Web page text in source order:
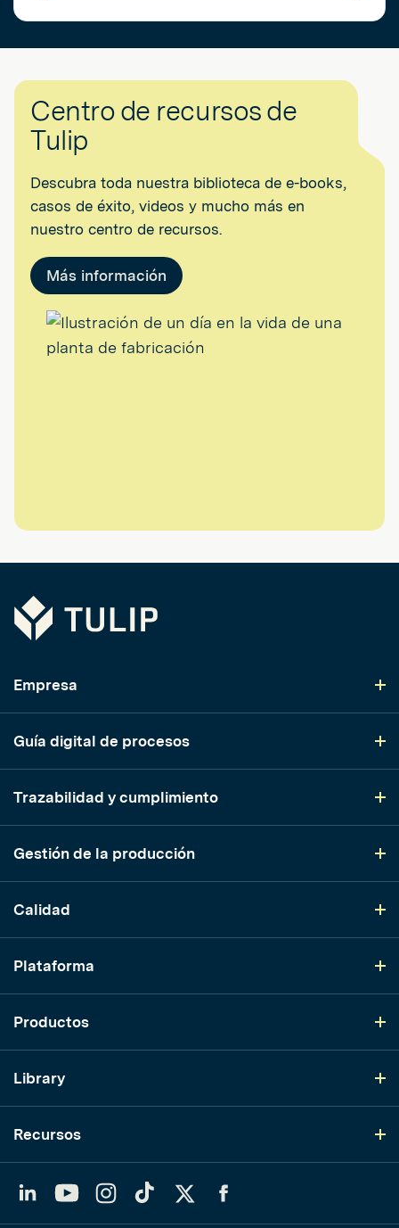
Centro de recursos de
Tulip
Descubra toda nuestra biblioteca de e-books,
casos de éxito, videos y mucho más en
nuestro centro de recursos.
Más información
Tulip
Empresa
Guía digital de procesos
Trazabilidad y cumplimiento
Gestión de la producción
Calidad
Plataforma
Productos
Library
Recursos
YouTubeInstagram
TikTok